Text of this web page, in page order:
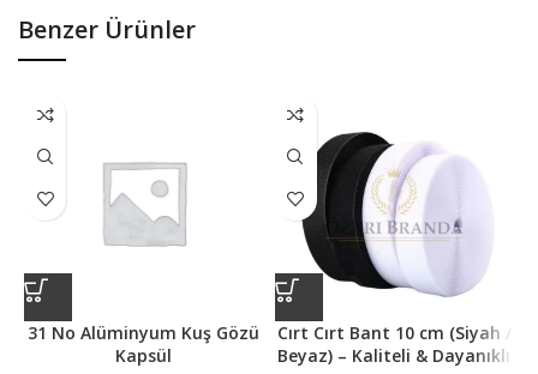
Benzer Ürünler
31 No Alüminyum Kuş Gözü
Kapsül
Cırt Cırt Bant 10 cm (Siyah /
Beyaz) – Kaliteli & Dayanıklı